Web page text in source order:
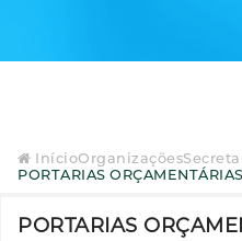
InícioOrganizações
PORTARIAS ORÇAMENTÁRIAS
PORTARIAS